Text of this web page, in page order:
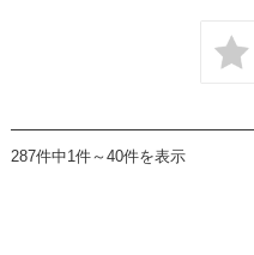
287件中1件～40件を表示